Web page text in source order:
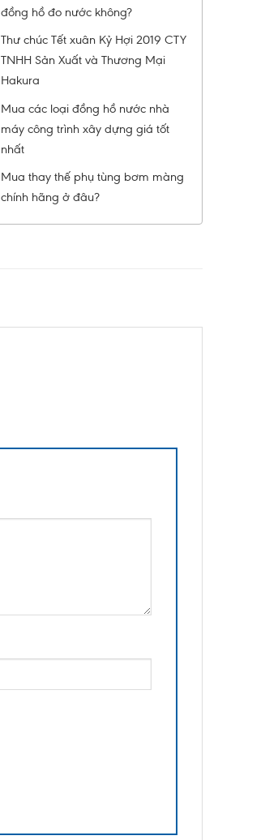
đồng hồ đo nước không?
Thư chúc Tết xuân Kỷ Hợi 2019 CTY
TNHH Sản Xuất và Thương Mại
Hakura
Mua các loại đồng hồ nước nhà
máy công trình xây dựng giá tốt
nhất
Mua thay thế phụ tùng bơm màng
chính hãng ở đâu?